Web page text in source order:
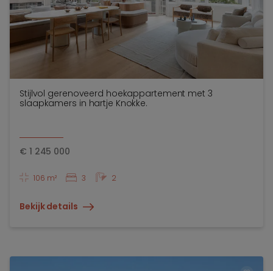
Stijlvol gerenoveerd hoekappartement met 3
slaapkamers in hartje Knokke.
€ 1 245 000
106 m² 3 2
Bekijk details